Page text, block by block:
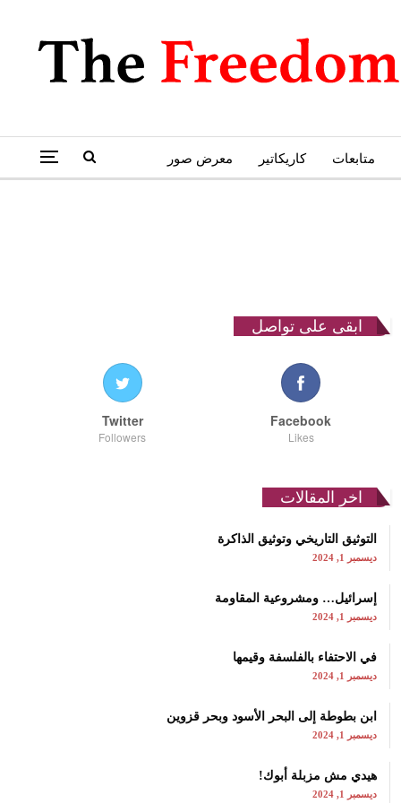
متابعات كاريكاتير معرض صور
ابقى على تواصل
Facebook
Likes
Twitter
Followers
اخر المقالات
التوثيق التاريخي وتوثيق الذاكرة
ديسمبر 1, 2024
إسرائيل… ومشروعية المقاومة
ديسمبر 1, 2024
في الاحتفاء بالفلسفة وقيمها
ديسمبر 1, 2024
ابن بطوطة إلى البحر الأسود وبحر قزوين
ديسمبر 1, 2024
هيدي مش مزبلة أبوك!
ديسمبر 1, 2024